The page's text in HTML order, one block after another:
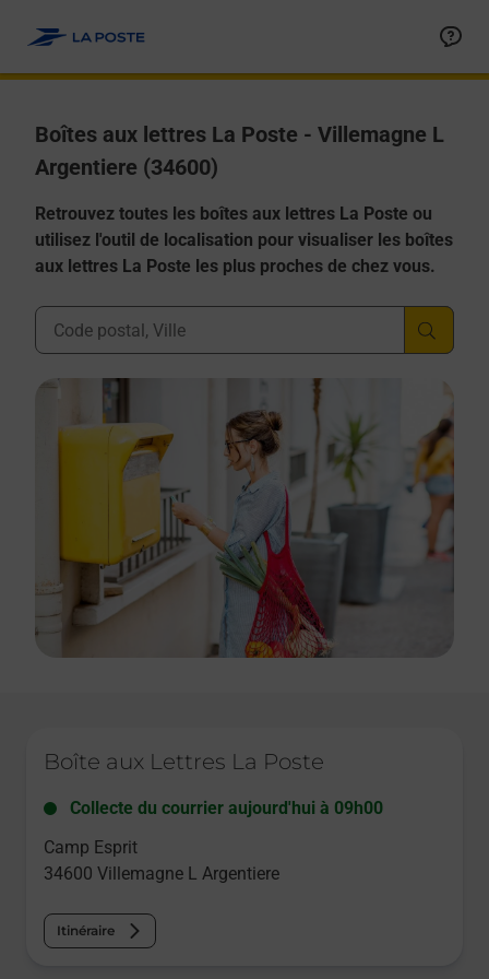
Boîtes aux lettres La Poste - Villemagne L
Argentiere (34600)
Retrouvez toutes les boîtes aux lettres La Poste ou
utilisez l'outil de localisation pour visualiser les boîtes
aux lettres La Poste les plus proches de chez vous.
Ville, Département, Code Postal
Boîte aux Lettres La Poste
Collecte du courrier aujourd'hui à 09h00
Camp Esprit
34600 Villemagne L Argentiere
Itinéraire